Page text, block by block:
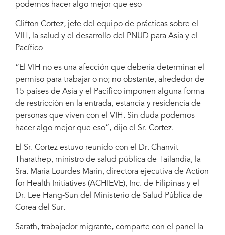
podemos hacer algo mejor que eso
Clifton Cortez, jefe del equipo de prácticas sobre el
VIH, la salud y el desarrollo del PNUD para Asia y el
Pacífico
“El VIH no es una afección que debería determinar el
permiso para trabajar o no; no obstante, alrededor de
15 países de Asia y el Pacífico imponen alguna forma
de restricción en la entrada, estancia y residencia de
personas que viven con el VIH. Sin duda podemos
hacer algo mejor que eso”, dijo el Sr. Cortez.
El Sr. Cortez estuvo reunido con el Dr. Chanvit
Tharathep, ministro de salud pública de Tailandia, la
Sra. Maria Lourdes Marin, directora ejecutiva de Action
for Health Initiatives (ACHIEVE), Inc. de Filipinas y el
Dr. Lee Hang-Sun del Ministerio de Salud Pública de
Corea del Sur.
Sarath, trabajador migrante, comparte con el panel la